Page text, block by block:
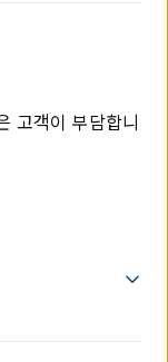
고객이 부담합니